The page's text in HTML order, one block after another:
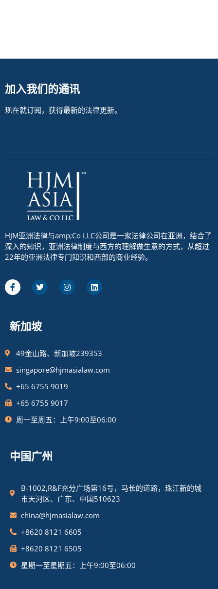
加入我们的通讯
现在就订阅，获得最新的法律更新。
HJM亚洲法律与amp;Co LLC公司是一家法律公司在亚洲，结合了
深入的知识，亚洲法律制度与西方的理解做生意的方式，从超过
22年的亚洲法律专门知识和西部的商业经验。
新加坡
49金山路、新加坡239353
singapore@hjmasialaw.com
+65 6755 9019
+65 6755 9017
周一至周五：上午9:00至06:00
中国广州
B-1002,R&F充分广场第16号，马长的道路，珠江新的城
市天河区、广东、中国510623
china@hjmasialaw.com
+8620 8121 6605
+8620 8121 6505
星期一至星期五：上午9:00至06:00